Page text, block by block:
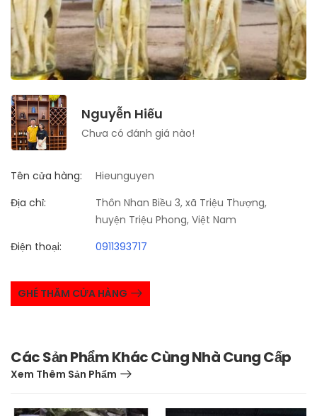
Nguyễn Hiếu
Chưa có đánh giá nào!
Tên cửa hàng:
Hieunguyen
Địa chỉ:
Thôn Nhan Biều 3, xã Triệu Thượng,
huyện Triệu Phong, Việt Nam
Điện thoại:
0911393717
GHÉ THĂM CỬA HÀNG
Các Sản Phẩm Khác Cùng Nhà Cung Cấp
Xem Thêm Sản Phẩm